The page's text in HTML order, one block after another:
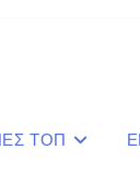
ΤΟΠ